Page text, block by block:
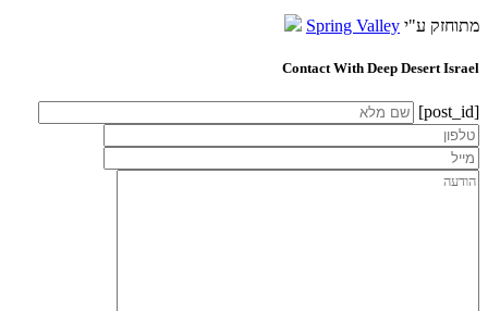
מתוחזק ע"י Spring Valley
Contact With Deep Desert Israel
[post_id]